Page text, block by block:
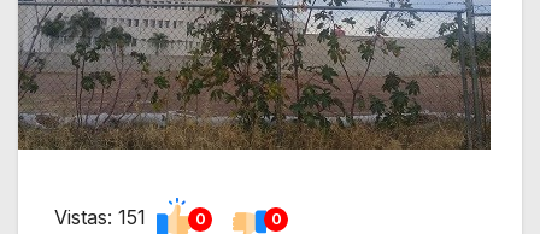
Vistas: 151 0 0